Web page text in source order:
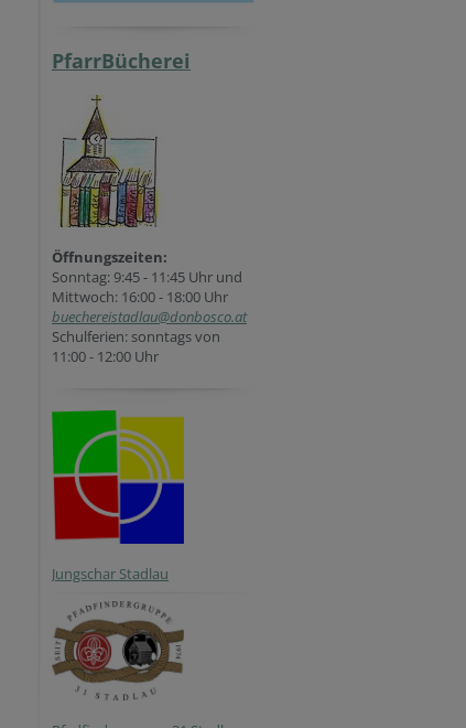
PfarrBücherei
Öffnungszeiten:
Sonntag: 9:45 - 11:45 Uhr und
Mittwoch: 16:00 - 18:00 Uhr
buechereistadlau@donbosco.at
Schulferien: sonntags von
11:00 - 12:00 Uhr
Jungschar Stadlau